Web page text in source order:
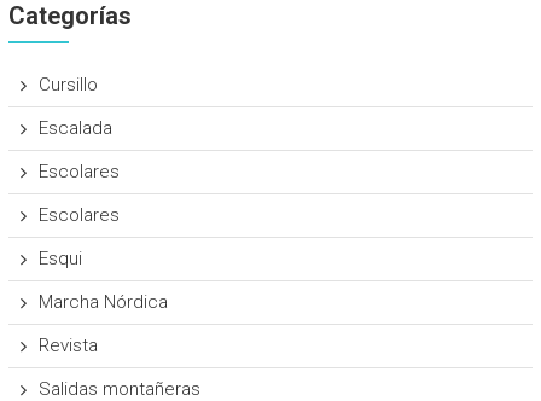
Categorías
Cursillo
Escalada
Escolares
Escolares
Esqui
Marcha Nórdica
Revista
Salidas montañeras